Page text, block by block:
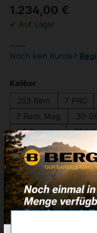
1.234,00 €
✔ Auf Lager
Noch kein Kunde?
Kaliber
.223 Rem.
7 PRC
7 Rem. Mag.
.30-
6,5 Creedm.
.300
Zum Merkzettel